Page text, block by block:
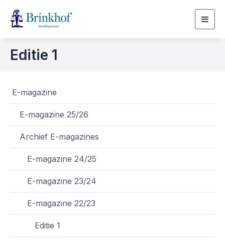
Editie 1
E-magazine
E-magazine 25/26
Archief E-magazines
E-magazine 24/25
E-magazine 23/24
E-magazine 22/23
Editie 1